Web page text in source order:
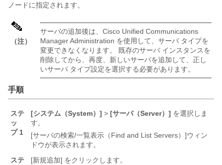
ノードに指定されます。
（注）
サーバの追加後は、 Cisco Unified Communications
ManagerAdministration を使用して、サーバ タイプを
変更できなくなります。 既存のサーバ インスタンスを
削除してから、再度、新しいサーバを追加して、正し
いサーバ タイプ設定を選択する必要があります。
手順
ステ
ッ
プ 1
[システム（System）] > [サーバ（Server）] を選択しま
す。
[サーバの検索/一覧表示（Find and List Servers）]ウィン
ドウが表示されます。
ステ
[新規追加] をクリックします。